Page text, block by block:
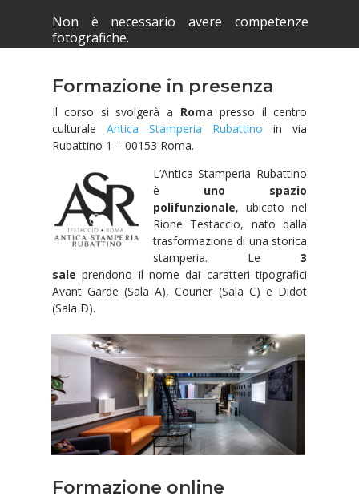
Non è necessario avere competenze
fotografiche.
Formazione in presenza
Il corso si svolgerà a Roma presso il centro
culturale Antica Stamperia Rubattino in via
Rubattino 1 – 00153 Roma.
L’Antica Stamperia Rubattino
è uno spazio
polifunzionale, ubicato nel
Rione Testaccio, nato dalla
trasformazione di una storica
stamperia. Le3
saleprendono il nome dai caratteri tipografici
Avant Garde (Sala A), Courier (Sala C) e Didot
(Sala D).
Formazione online